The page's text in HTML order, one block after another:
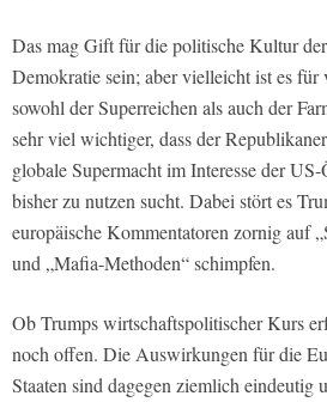
Das mag Gift für die politische Kultur
Demokratie sein; aber vielleicht ist es für
sowohl der Superreichen als auch der
sehr viel wichtiger, dass der
globale Supermacht im Interesse der
bisher zu nutzen sucht. Dabei stört es
europäische Kommentatoren zornig auf
und „Mafia-Methoden“ schimpfen.
Ob Trumps wirtschaftspolitischer Kurs
noch offen. Die Auswirkungen für die
Staaten sind dagegen ziemlich eindeutig